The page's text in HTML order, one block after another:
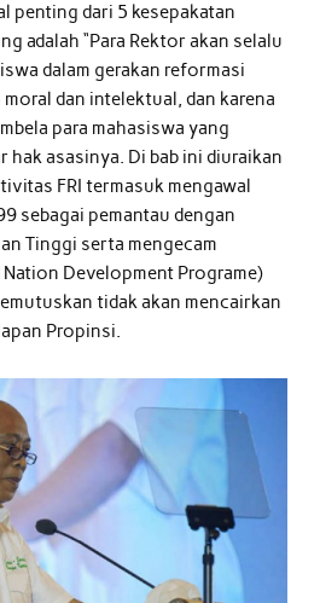
penting dari 5 kesepakatan
adalah “Para Rektor akan selalu
dalam gerakan reformasi
dan intelektual, dan karena
para mahasiswa yang
asasinya. Di bab ini diuraikan
FRI termasuk mengawal
sebagai pemantau dengan
Tinggi serta mengecam
Nation Development Programe)
tidak akan mencairkan
Propinsi.